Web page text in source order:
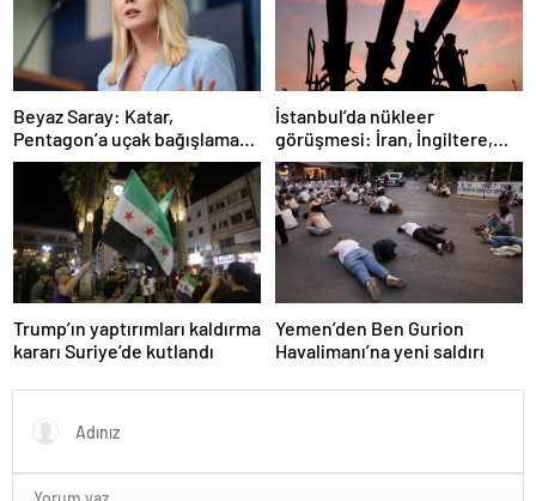
Beyaz Saray: Katar,
Pentagon’a uçak bağışlamayı
teklif etti
İstanbul’da nükleer
görüşmesi: İran, İngiltere,
Fransa ve Almanya buluşacak
Trump’ın yaptırımları kaldırma
kararı Suriye’de kutlandı
Yemen’den Ben Gurion
Havalimanı’na yeni saldırı